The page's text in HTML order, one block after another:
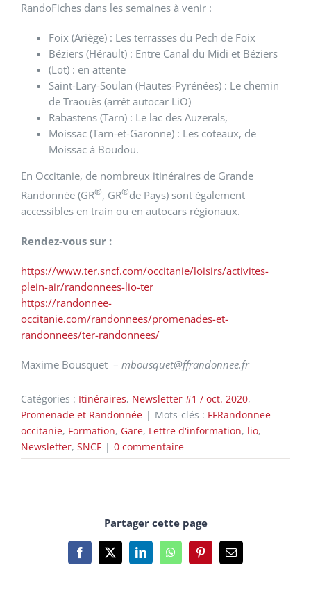
RandoFiches dans les semaines à venir :
Foix (Ariège) : Les terrasses du Pech de Foix
Béziers (Hérault) : Entre Canal du Midi et Béziers
(Lot) : en attente
Saint-Lary-Soulan (Hautes-Pyrénées) : Le chemin
de Traouès (arrêt autocar LiO)
Rabastens (Tarn) : Le lac des Auzerals,
Moissac (Tarn-et-Garonne) : Les coteaux, de
Moissac à Boudou.
En Occitanie, de nombreux itinéraires de Grande
Randonnée (GR®, GR®de Pays) sont également
accessibles en train ou en autocars régionaux.
Rendez-vous sur :
https://www.ter.sncf.com/occitanie/loisirs/activites-
plein-air/randonnees-lio-ter
https://randonnee-
occitanie.com/randonnees/promenades-et-
randonnees/ter-randonnees/
Maxime Bousquet – mbousquet@ffrandonnee.fr
Catégories : Itinéraires, Newsletter #1 / oct. 2020,
Promenade et Randonnée | Mots-clés : FFRandonnee
occitanie, Formation, Gare, Lettre d'information, lio,
Newsletter, SNCF | 0 commentaire
Partager cette page
Facebook
X LinkedInWhatsAppPinterestEmail